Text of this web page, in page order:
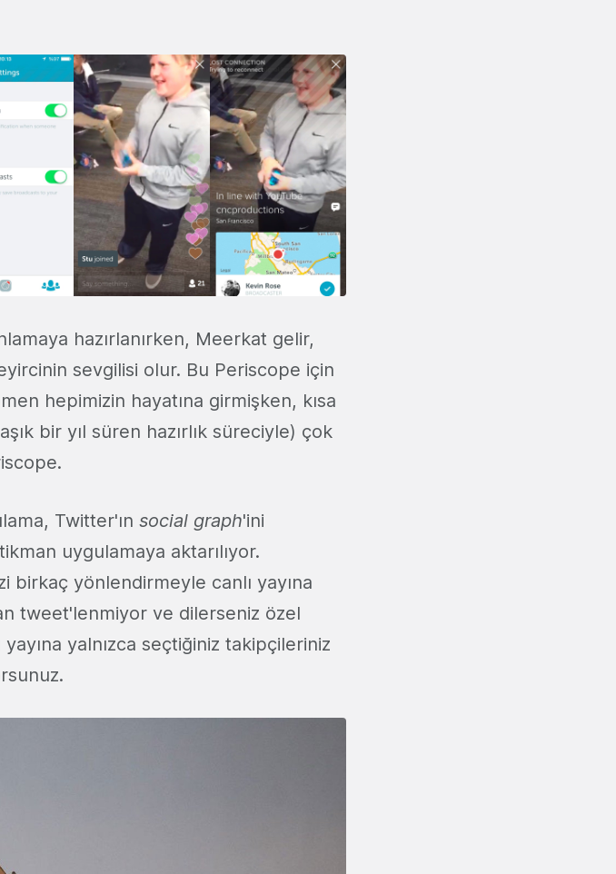
hazırlanırken, Meerkat gelir,
sevgilisi olur. Bu Periscope için
hepimizin hayatına girmişken, kısa
bir yıl süren hazırlık süreciyle) çok
Twitter'ın social graph'ini
uygulamaya aktarılıyor.
birkaç yönlendirmeyle canlı yayına
tweet'lenmiyor ve dilerseniz özel
yalnızca seçtiğiniz takipçileriniz